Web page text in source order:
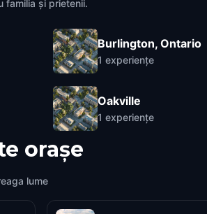
familia și prietenii.
Burlington, Ontario
1 experiențe
Oakville
1 experiențe
orașe
lume